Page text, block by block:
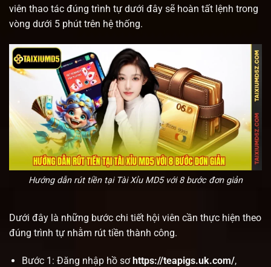
viên thao tác đúng trình tự dưới đây sẽ hoàn tất lệnh trong
vòng dưới 5 phút trên hệ thống.
Hướng dẫn rút tiền tại Tài Xỉu MD5 với 8 bước đơn giản
Dưới đây là những bước chi tiết hội viên cần thực hiện theo
đúng trình tự nhằm rút tiền thành công.
Bước 1: Đăng nhập hồ sơhttps://teapigs.uk.com/,